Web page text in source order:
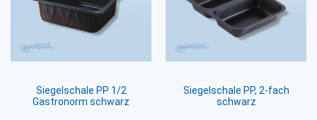
Siegelschale PP 1/2
Gastronorm schwarz
Siegelschale PP, 2-fach
schwarz